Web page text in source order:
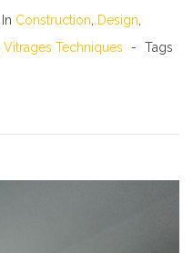
In Construction, Design,
Vitrages Techniques
Tags